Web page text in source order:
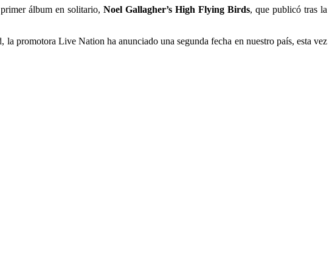
álbum en solitario, Noel Gallagher’s High Flying Birds, que publicó tras la
promotora Live Nation ha anunciado una segunda fecha en nuestro país, esta vez